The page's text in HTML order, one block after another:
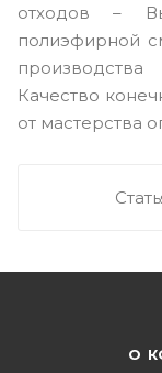
отходов –
полиэфирной
Качество
от мастерства
О